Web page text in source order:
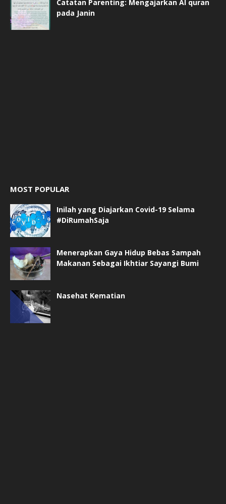
Catatan Parenting: Mengajarkan Al quran
pada Janin
MOST POPULAR
Inilah yang Diajarkan Covid-19 Selama
#DiRumahSaja
Menerapkan Gaya Hidup Bebas Sampah
Makanan Sebagai Ikhtiar Sayangi Bumi
Nasehat Kematian